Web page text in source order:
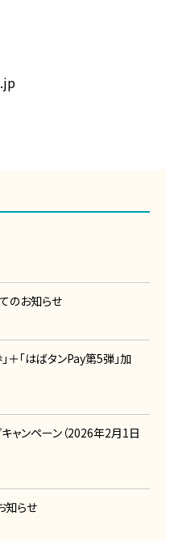
のお知らせ
＋「はばタンPay第5弾」加
ャンペーン（2026年2月1日
知らせ